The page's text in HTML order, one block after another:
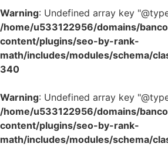
Warning: Undefined array key
/home/u533122956/domains/
content/plugins/seo-by-rank-
math/includes/modules/schema/
340
Warning: Undefined array key
/home/u533122956/domains/
content/plugins/seo-by-rank-
math/includes/modules/schema/